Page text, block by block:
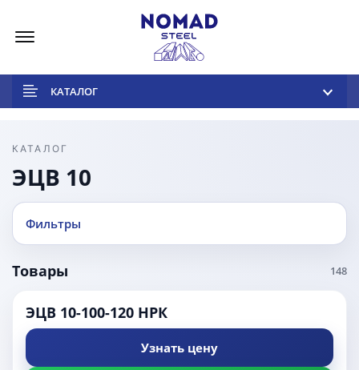
КАТАЛОГ
КАТАЛОГ
ЭЦВ 10
Фильтры
Товары 148
ЭЦВ 10-100-120 НРК
Узнать цену